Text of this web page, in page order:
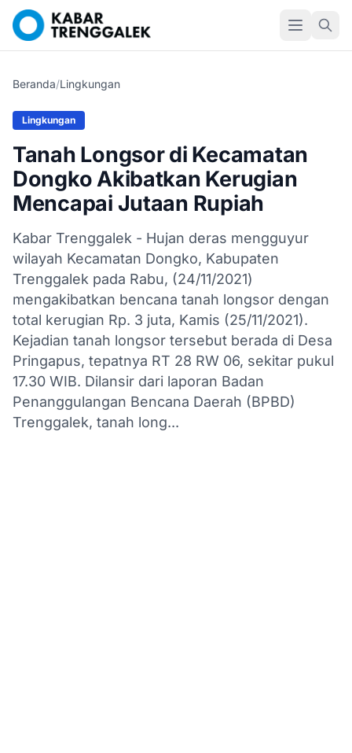
Beranda/Lingkungan
Lingkungan
Tanah Longsor di Kecamatan
Dongko Akibatkan Kerugian
Mencapai Jutaan Rupiah
Kabar Trenggalek - Hujan deras mengguyur
wilayah Kecamatan Dongko, Kabupaten
Trenggalek pada Rabu, (24/11/2021)
mengakibatkan bencana tanah longsor dengan
total kerugian Rp. 3 juta, Kamis (25/11/2021).
Kejadian tanah longsor tersebut berada di Desa
Pringapus, tepatnya RT 28 RW 06, sekitar pukul
17.30 WIB. Dilansir dari laporan Badan
Penanggulangan Bencana Daerah (BPBD)
Trenggalek, tanah long...